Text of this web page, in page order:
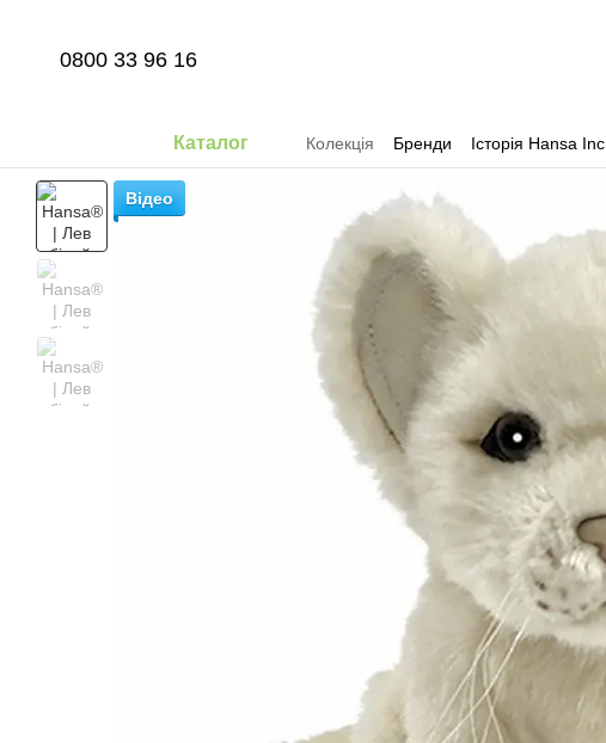
0800 33 96 16
Каталог Колекція Бренди Історія Hansa Inc.
Відео